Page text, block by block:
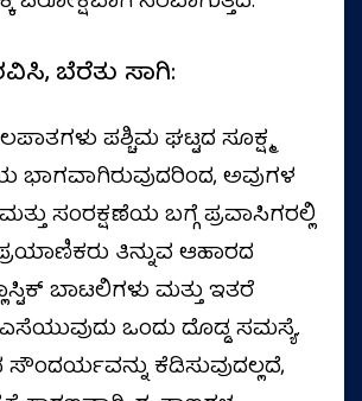
ಬೆರೆತು ಸಾಗಿ:
ಪಶ್ಚಿಮ ಘಟ್ಟದ ಸೂಕ್ಷ್ಮ
ಭಾಗವಾಗಿರುವುದರಿಂದ, ಅವುಗಳ
ಮತ್ತು ಸಂರಕ್ಷಣೆಯ ಬಗ್ಗೆ ಪ್ರವಾಸಿಗರಲ್ಲಿ
ತಿನ್ನುವ ಆಹಾರದ
ಬಾಟಲಿಗಳು ಮತ್ತು ಇತರೆ
ಎಸೆಯುವುದು ಒಂದು ದೊಡ್ಡ ಸಮಸ್ಯೆ.
ಕೆಡಿಸುವುದಲ್ಲದೆ,